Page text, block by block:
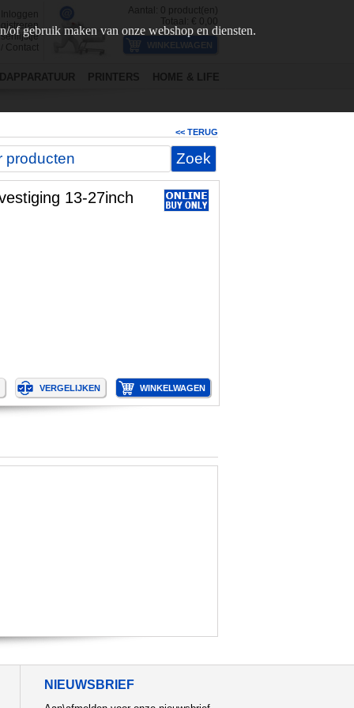
of gebruik maken van onze webshop en diensten.
Inloggen
Contact
Aantal: 0 product(en)
Totaal: €
0,00
PRINTERS HOME & LIFE
<< TERUG
13-27inch
NIEUWSBRIEF